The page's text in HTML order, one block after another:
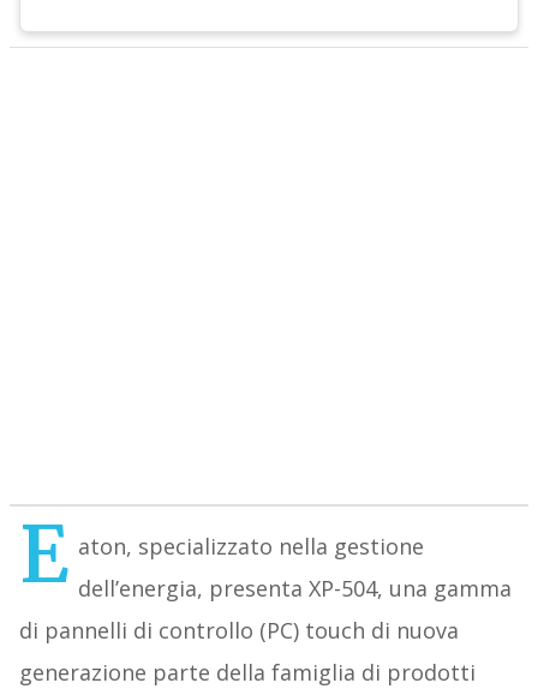
E aton, specializzato nella gestione
dell’energia, presenta XP-504, una gamma
di pannelli di controllo (PC) touch di nuova
generazione parte della famiglia di prodotti